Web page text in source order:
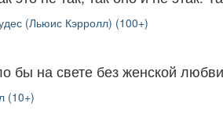
(Льюис Кэрролл) (100+)
бы на свете без женской
(10+)